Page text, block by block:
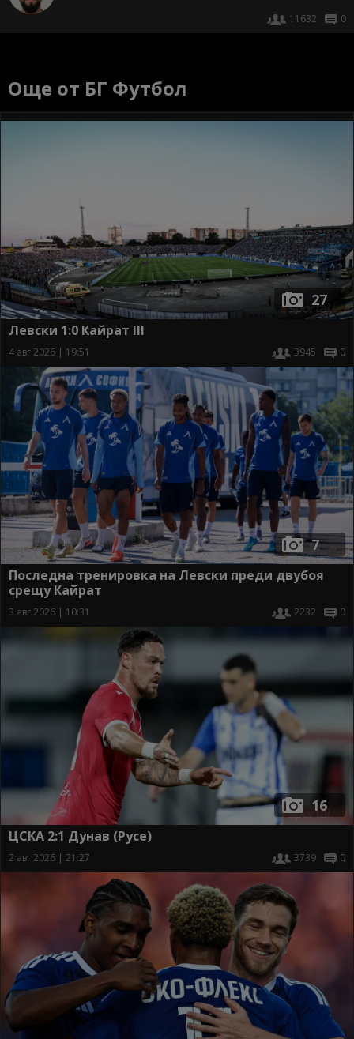
11632 0
Още от БГ Футбол
27
Левски 1:0 Кайрат III
4 авг 2026 | 19:51 3945 0
7
Последна тренировка на Левски преди двубоя
срещу Кайрат
3 авг 2026 | 10:31 2232 0
16
ЦСКА 2:1 Дунав (Русе)
2 авг 2026 | 21:27 3739 0